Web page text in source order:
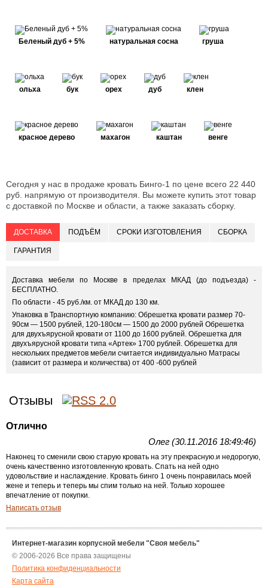
Беленый дуб + 5% натуральная сосна груша
ольха бук орех дуб клен
красное дерево махагон каштан венге
Сегодня у нас в продаже кровать Бинго-1 по цене всего 22 440
руб. напрямую от производителя. Вы можете купить этот товар
с доставкой по Москве и области, а также заказать сборку.
ДОСТАВКА ПОДЪЁМ СРОКИ ИЗГОТОВЛЕНИЯ СБОРКА
ГАРАНТИЯ
Доставка мебели по Москве в пределах МКАД (до подъезда) -
БЕСПЛАТНО.
По области - 45 руб./км. от МКАД до 130 км.
Упаковка в Транспортную компанию: Обрешетка кровати размер 70-
90см — 1500 рублей, 120-180см — 1500 до 2000 рублей Обрешетка
для двухъярусной кровати от 1100 до 1600 рублей. Обрешетка для
двухъярусной кровати типа «Артек» 1700 рублей. Обрешетка для
нескольких предметов мебели считается индивидуально Матрасы
(зависит от размера и количества) от 400 -600 рублей
Отзывы
Отлично
Олег (30.11.2016 18:49:46)
Наконец то сменили свою старую кровать на эту прекрасную.и недорогую,
очень качественно изготовленную кровать. Спать на ней одно
удовольствие и наслаждение. Кровать бинго 1 очень понравилась моей
жене и теперь и теперь мы спим только на ней. Только хорошее
впечатление от покупки.
Написать отзыв
Интернет-магазин корпусной мебели "Своя мебель"
© 2006-2026 Все права защищены
Политика конфиденциальности
Карта сайта